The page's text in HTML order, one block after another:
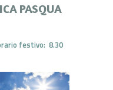
PASQUA
festivo: 8.30